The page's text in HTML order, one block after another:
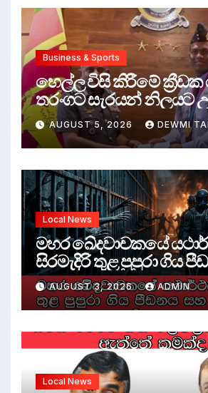
Business & Sports
හෙල්ල විසි කිරීමේ
තරංගට සැරයන් නිලයට
AUGUST 5, 2026 DEWMI
Local News
මහර ඛේදවාචකයේ
සිරමැදිරි තුළ පුපුරා ගිය
පලිගැනීමේ දේශපාලනය
AUGUST 3, 2026 ADMIN
Local News